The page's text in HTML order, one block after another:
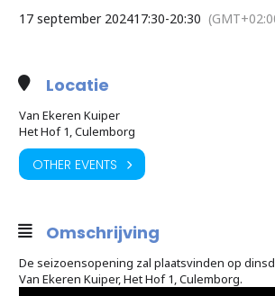
17 september 202417:30-20:30
Locatie
Van Ekeren Kuiper
Het Hof 1, Culemborg
OTHER EVENTS
Omschrijving
De seizoensopening zal plaatsvinden op
Van Ekeren Kuiper, Het Hof 1, Culemborg.